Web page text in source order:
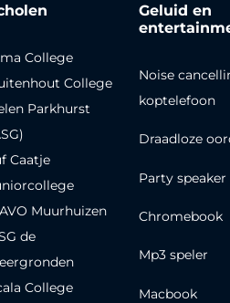
College
College
Parkhurst
Caatje
Muurhuizen
de
College
Geluid en
Noise
koptelefoon
Draadloze
Party speaker
Chromebook
Mp3 speler
Macbook